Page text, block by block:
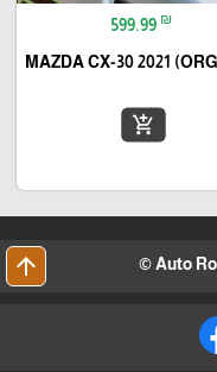
599.99 ₪
MAZDA CX-30 2021
add_shopping_cart
arrow_upward